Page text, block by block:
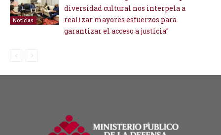
Noticias
diversidad cultural nos interpela a
realizar mayores esfuerzos para
garantizar el acceso a justicia”